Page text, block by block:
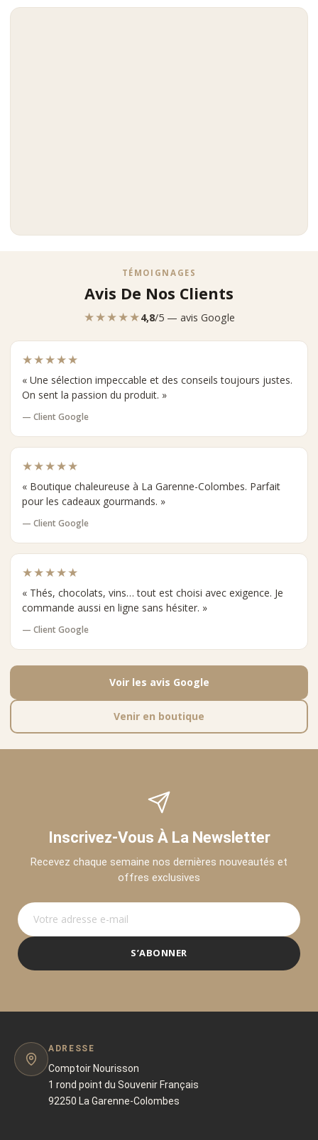
TÉMOIGNAGES
Avis De Nos Clients
★★★★★4,8/5 — avis Google
★★★★★
« Une sélection impeccable et des conseils toujours justes.
On sent la passion du produit. »
— Client Google
★★★★★
« Boutique chaleureuse à La Garenne-Colombes. Parfait
pour les cadeaux gourmands. »
— Client Google
★★★★★
« Thés, chocolats, vins… tout est choisi avec exigence. Je
commande aussi en ligne sans hésiter. »
— Client Google
Voir les avis Google
Venir en boutique
Inscrivez-Vous À La Newsletter
Recevez chaque semaine nos dernières nouveautés et
offres exclusives
S’ABONNER
ADRESSE
Comptoir Nourisson
1 rond point du Souvenir Français
92250 La Garenne-Colombes